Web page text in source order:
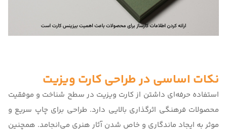
نکات اساسی در طراحی کارت ویزیت
استفاده حرفه‌ای داشتن از کارت ویزیت در سطح شناخت و موفقیت
محصولات فرهنگی اثرگذاری بالایی دارد. طراحی برای چاپ سریع و
موثر به ایجاد ماندگاری و خاص شدن آثار هنری می‌انجامد.‌ همچنین